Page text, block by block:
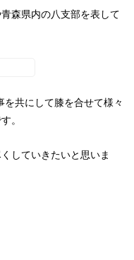
森県内の八支部を表して
共にして膝を合せて様々
。
していきたいと思いま